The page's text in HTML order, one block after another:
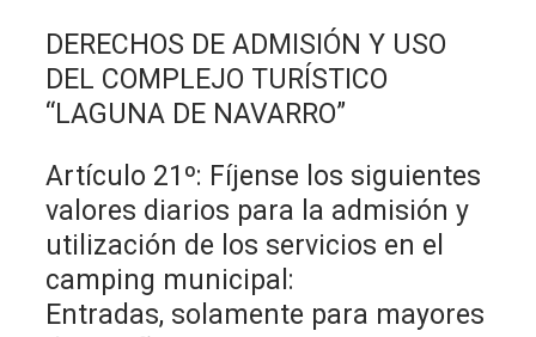
DERECHOS DE ADMISIÓN Y USO
DEL COMPLEJO TURÍSTICO
“LAGUNA DE NAVARRO”
Artículo 21º: Fíjense los siguientes
valores diarios para la admisión y
utilización de los servicios en el
camping municipal:
Entradas, solamente para mayores